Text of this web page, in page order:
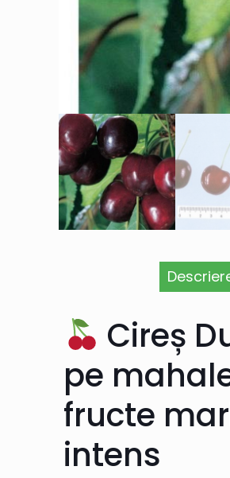
Cireș
pe
fructe
intens